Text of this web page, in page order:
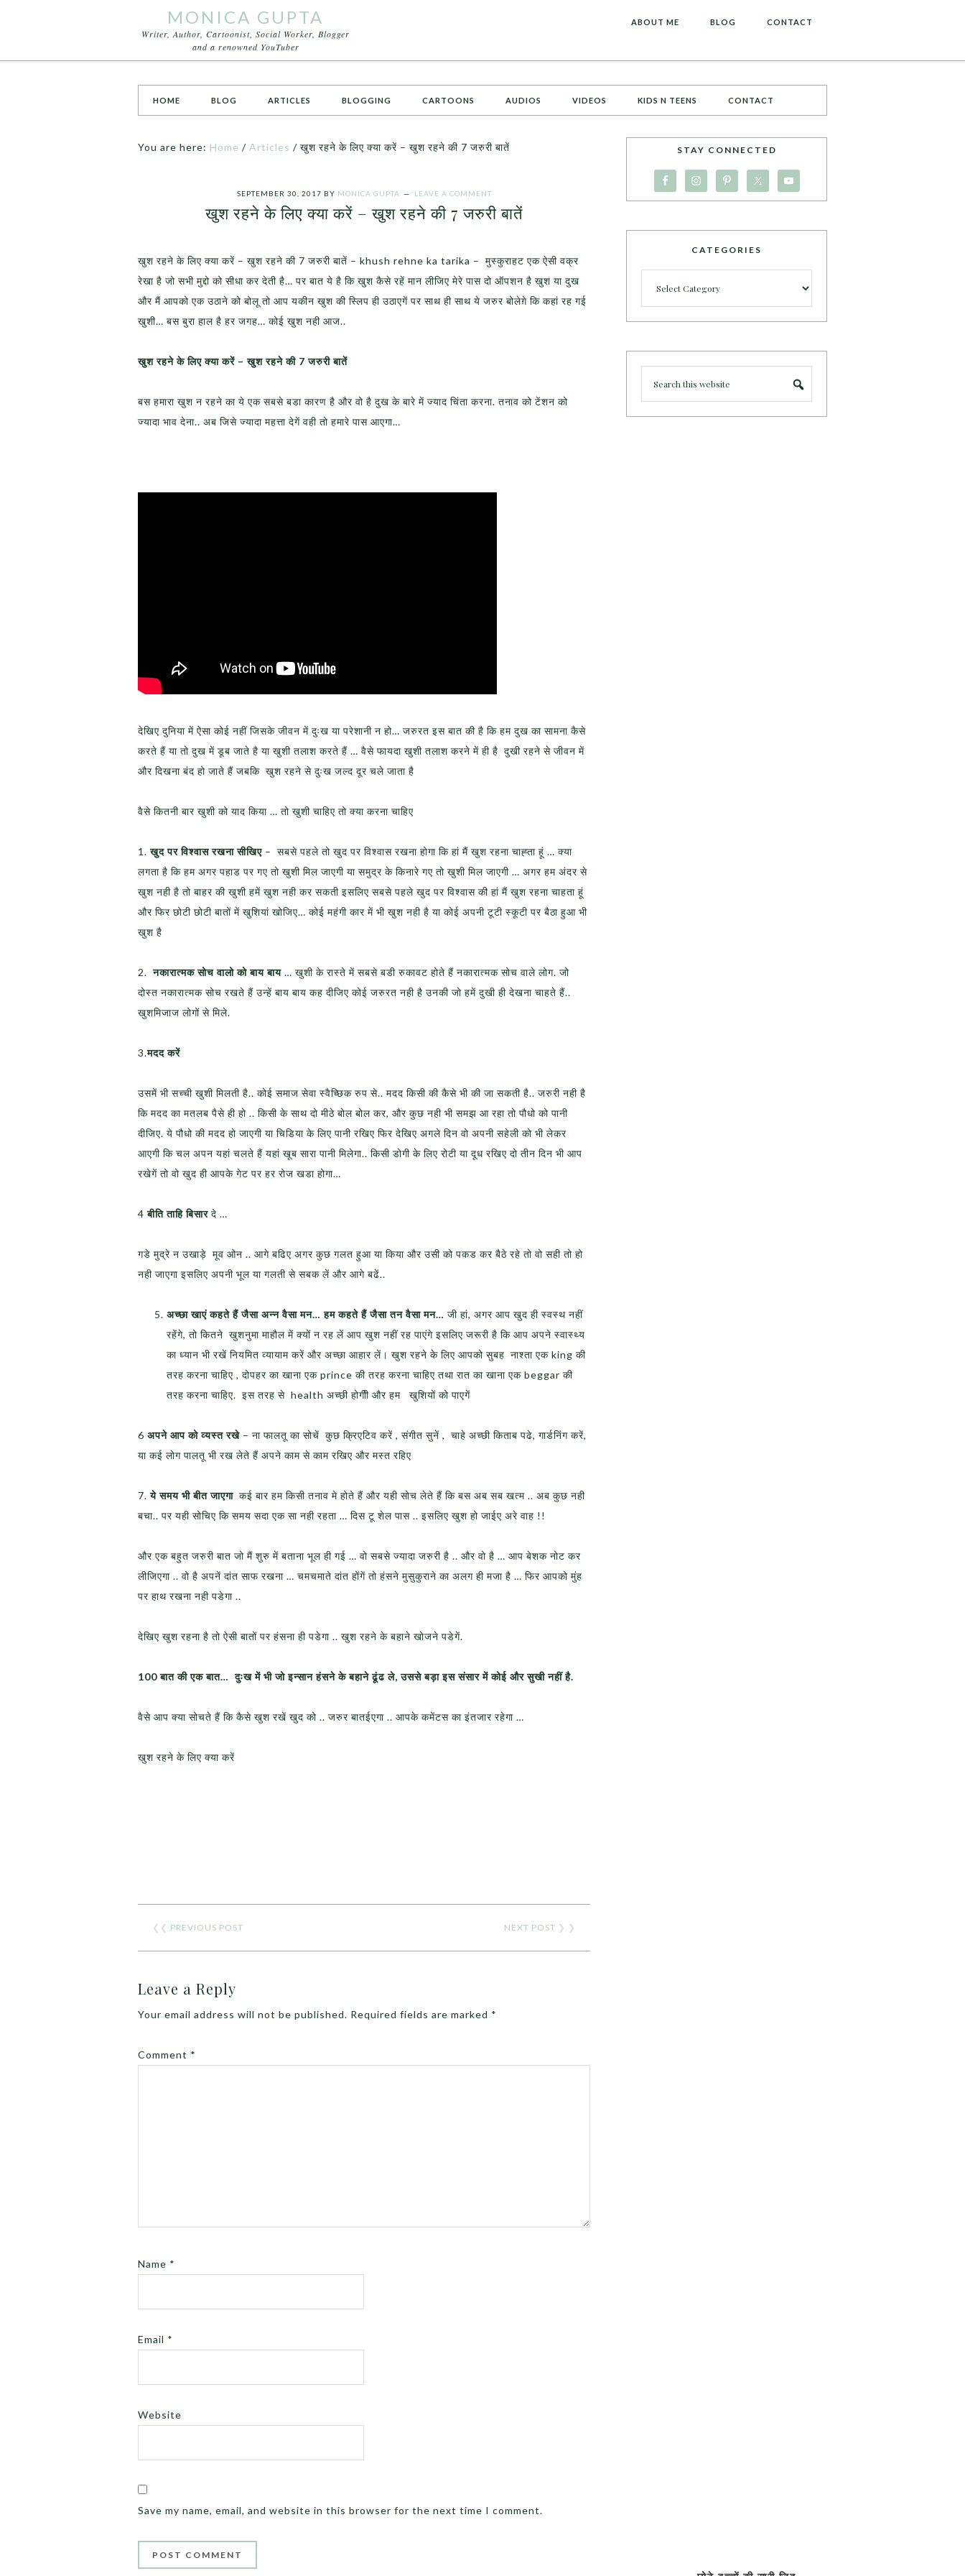
MONICA GUPTA
Writer, Author, Cartoonist, Social Worker, Blogger
and a renowned YouTuber
ABOUT ME BLOG CONTACT
HOME BLOG ARTICLES BLOGGING CARTOONS AUDIOS VIDEOS KIDS N TEENS CONTACT
You are here: Home / Articles / खुश रहने के लिए क्या करें – खुश रहने की 7 जरुरी बातें
SEPTEMBER 30, 2017 BY MONICA GUPTA LEAVE A COMMENT
खुश रहने के लिए क्या करें – खुश रहने की 7 जरुरी बातें
खुश रहने के लिए क्या करें – खुश रहने की 7 जरुरी बातें – khush rehne ka tarika – मुस्कुराहट एक ऐसी वक्र
रेखा है जो सभी मुद्दो को सीधा कर देती है… पर बात ये है कि खुश कैसे रहें मान लीजिए मेरे पास दो ऑपशन है खुश या दुख
और मैं आपको एक उठाने को बोलू तो आप यकीन खुश की स्लिप ही उठाएगें पर साथ ही साथ ये जरुर बोलेग़े कि कहां रह गई
खुशी… बस बुरा हाल है हर जगह… कोई खुश नही आज..
खुश रहने के लिए क्या करें – खुश रहने की 7 जरुरी बातें
बस हमारा खुश न रहने का ये एक सबसे बडा कारण है और वो है दुख के बारे में ज्याद चिंता करना. तनाव को टेंशन को
ज्यादा भाव देना.. अब जिसे ज्यादा महत्ता देगें वही तो हमारे पास आएगा…
देखिए दुनिया में ऐसा कोई नहीं जिसके जीवन में दुःख या परेशानी न हो… जरुरत इस बात की है कि हम दुख का सामना कैसे
करते हैं या तो दुख में डूब जाते है या खुशी तलाश करते हैं … वैसे फायदा खुशी तलाश करने में ही है दुखी रहने से जीवन में
और दिखना बंद हो जाते हैं जबकि खुश रहने से दुःख जल्द दूर चले जाता है
वैसे कितनी बार खुशी को याद किया … तो खुशी चाहिए तो क्या करना चाहिए
1.खुद पर विश्वास रखना सीखिए – सबसे पहले तो खुद पर विश्वास रखना होगा कि हां मैं खुश रहना चाह्ता हूं … क्या
लगता है कि हम अगर पहाड पर गए तो खुशी मिल जाएगी या समुद्र के किनारे गए तो खुशी मिल जाएगी … अगर हम अंदर से
खुश नही है तो बाहर की खुशी हमें खुश नही कर सकती इसलिए सबसे पहले खुद पर विश्वास की हां मैं खुश रहना चाहता हूं
और फिर छोटी छोटी बातों में खुशियां खोजिए… कोई महंगी कार में भी खुश नही है या कोई अपनी टूटी स्कूटी पर बैठा हुआ भी
खुश है
2.नकारात्मक सोच वालो को बाय बाय … खुशी के रास्ते में सबसे बडी रुकावट होते हैं नकारात्मक सोच वाले लोग. जो
दोस्त नकारात्मक सोच रखते हैं उन्हें बाय बाय कह दीजिए कोई जरुरत नही है उनकी जो हमें दुखी ही देखना चाहते हैं..
खुशमिजाज लोगों से मिले.
3.मदद करें
उसमें भी सच्ची खुशी मिलती है.. कोई समाज सेवा स्वैच्छिक रुप से.. मदद किसी की कैसे भी की जा सकती है.. जरुरी नही है
कि मदद का मतलब पैसे ही हो .. किसी के साथ दो मीठे बोल बोल कर, और कुछ नही भी समझ आ रहा तो पौधो को पानी
दीजिए. ये पौधो की मदद हो जाएगी या चिडिया के लिए पानी रखिए फिर देखिए अगले दिन वो अपनी सहेली को भी लेकर
आएगी कि चल अपन यहां चलते हैं यहां खूब सारा पानी मिलेगा.. किसी डोगी के लिए रोटी या दूध रखिए दो तीन दिन भी आप
रखेगें तो वो खुद ही आपके गेट पर हर रोज खडा होगा…
4बीति ताहि बिसार दे …
गडे मुद्रे न उखाड़े मूव ओन .. आगे बढिए अगर कुछ गलत हुआ या किया और उसी को पकड कर बैठे रहे तो वो सही तो हो
नही जाएगा इसलिए अपनी भूल या गलती से सबक लें और आगे बढें..
अच्छा खाएं कहते हैं जैसा अन्‍न वैसा मन… हम कहते हैं जैसा तन वैसा मन… जी हां, अगर आप खुद ही स्‍वस्‍थ नहीं
रहेंगे, तो कितने खुशनुमा माहौल में क्‍यों न रह लें आप खुश नहीं रह पाएंगे इसलिए जरूरी है कि आप अपने स्‍वास्‍थ्‍य
का ध्‍यान भी रखें नियमित व्‍यायाम करें और अच्‍छा आहार लें। खुश रहने के लिए आपको सुबह नाश्ता एक king की
तरह करना चाहिए , दोपहर का खाना एक prince की तरह करना चाहिए तथा रात का खाना एक beggar की
तरह करना चाहिए. इस तरह से health अच्छी होगीी और हम खुशियों को पाएगें
6 अपने आप को व्यस्त रखे – ना फालतू का सोचें कुछ क्रिएटिव करें , संगीत सुनें , चाहे अच्छी किताब पढे, गार्डनिंग करें,
या कई लोग पालतू भी रख लेते हैं अपने काम से काम रखिए और मस्त रहिए
7.ये समय भी बीत जाएगा कई बार हम किसी तनाव मे होते हैं और यही सोच लेते हैं कि बस अब सब खत्म .. अब कुछ नही
बचा.. पर यही सोचिए कि समय सदा एक सा नही रहता … दिस टू शेल पास .. इसलिए खुश हो जाईए अरे वाह !!
और एक बहुत जरुरी बात जो मैं शुरु में बताना भूल ही गई … वो सबसे ज्यादा जरुरी है .. और वो है … आप बेशक नोट कर
लीजिएगा .. वो है अपनें दांत साफ रखना … चमचमाते दांत होंगें तो हंसने मुसुकुराने का अलग ही मजा है … फिर आपको मुंह
पर हाथ रखना नही पडेगा ..
देखिए खुश रहना है तो ऐसी बातों पर हंसना ही पडेगा .. खुश रहने के बहाने खोजने पडेगें.
100बात की एक बात…दुःख में भी जो इन्सान हंसने के बहाने ढूंढ ले,उससे बड़ा इस संसार में कोई और सुखी नहीं है.
वैसे आप क्या सोचते हैं कि कैसे खुश रखें खुद को .. जरुर बातईएगा .. आपके कमेंटस का इंतजार रहेगा …
खुश रहने के लिए क्या करें
❮❮ PREVIOUS POST NEXT POST ❯ ❯
Leave a Reply
Your email address will not be published. Required fields are marked *
Comment *
Name *
Email *
Website
Save my name, email, and website in this browser for the next time I comment.
STAY CONNECTED
CATEGORIES